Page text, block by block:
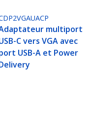
multiport
C vers VGA avec
USB-A et Power